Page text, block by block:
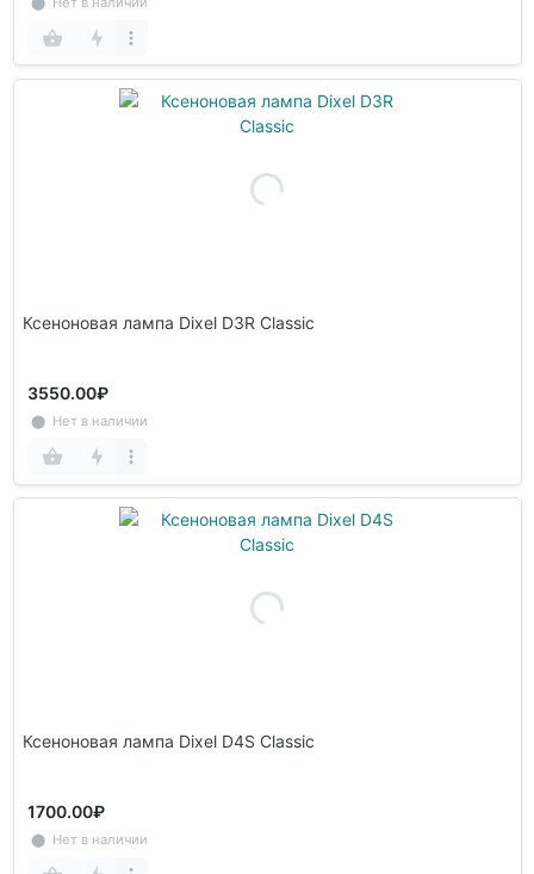
Ксеноновая лампа Dixel D3R Classic
3550.00₽
⬤ Нет в наличии
Ксеноновая лампа Dixel D4S Classic
1700.00₽
⬤ Нет в наличии